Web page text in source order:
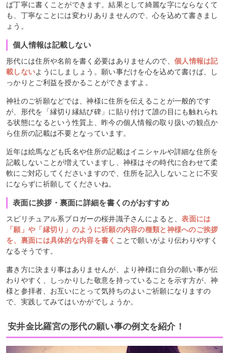
ば丁寧に書くことができます。結果として綺麗な字にならなくて
も、丁寧なことには変わりありませんので、心を込めて書きまし
ょう。
個人情報は記載しない
形代には住所や名前を書く必要はありませんので、 個人情報は記
載しないようにしましょう。願い事だけを心を込めて書けば、し
っかりとご利益を授かることができますよ。
神社のご祈願などでは、神様に住所を伝えることが一般的です
が、形代を「縁切り縁結び碑」に貼り付けて誰の目にも触れられ
る状態になるという性質上、昨今の個人情報の取り扱いの観点か
ら住所の記載は不要となっています。
近年は絵馬なども氏名や住所の記載はイニシャルや詳細な住所を
記載しないことが増えていますし、神様はその時代に合わせて柔
軟にご対応してくださいますので、住所を記入しないことに不安
にならずに祈願してくださいね。
表面に挨拶・裏面に詳細を書くのがおすすめ
スピリチュアル系ブロガーの桜井識子さんによると、表面には
「願」や「縁切り」のように祈願の内容の種類と神様へのご挨拶
を、裏面には具体的な内容を書く ことで願いがより伝わりやすく
なるそうです。
書き方に決まり事はありませんが、より神様に自分の願い事が伝
わりやすく、しっかりした敬意を持っていることを示す方が、神
様と参拝者、お互いにとって気持ちのよいご祈願になりますの
で、実践してみてはいかがでしょうか。
安井金比羅宮の形代の願い事の例文を紹介！